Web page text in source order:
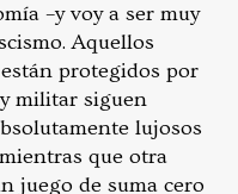
–y voy a ser muy
Aquellos
protegidos por
militar siguen
lujosos
que otra
juego de suma cero